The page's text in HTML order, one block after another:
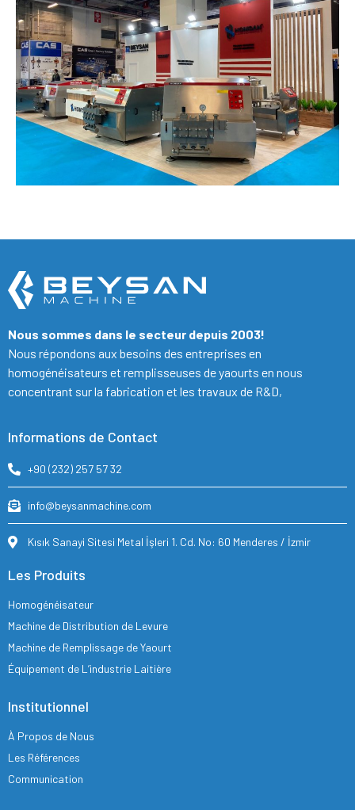
Nous sommes dans le secteur depuis 2003!
Nous répondons aux besoins des entreprises en
homogénéisateurs et remplisseuses de yaourts en nous
concentrant sur la fabrication et les travaux de R&D,
Informations de Contact
+90 (232) 257 57 32
info@beysanmachine.com
Kısık Sanayi Sitesi Metal İşleri 1. Cd. No: 60 Menderes / İzmir
Les Produits
Homogénéisateur
Machine de Distribution de Levure
Machine de Remplissage de Yaourt
Équipement de L’industrie Laitière
Institutionnel
À Propos de Nous
Les Références
Communication